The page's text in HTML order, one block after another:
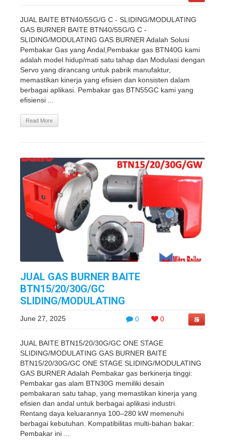
JUAL BAITE BTN40/55G/G C - SLIDING/MODULATING
GAS BURNER BAITE BTN40/55G/G C -
SLIDING/MODULATING GAS BURNER Adalah Solusi
Pembakar Gas yang Andal,Pembakar gas BTN40G kami
adalah model hidup/mati satu tahap dan Modulasi dengan
Servo yang dirancang untuk pabrik manufaktur,
memastikan kinerja yang efisien dan konsisten dalam
berbagai aplikasi. Pembakar gas BTN55GC kami yang
efisiensi ...
Read More
JUAL GAS BURNER BAITE
BTN15/20/30G/GC
SLIDING/MODULATING
0 0
June 27, 2025
JUAL BAITE BTN15/20/30G/GC ONE STAGE
SLIDING/MODULATING GAS BURNER BAITE
BTN15/20/30G/GC ONE STAGE SLIDING/MODULATING
GAS BURNER Adalah Pembakar gas berkinerja tinggi:
Pembakar gas alam BTN30G memiliki desain
pembakaran satu tahap, yang memastikan kinerja yang
efisien dan andal untuk berbagai aplikasi industri.
Rentang daya keluarannya 100–280 kW memenuhi
berbagai kebutuhan. Kompatibilitas multi-bahan bakar:
Pembakar ini ...